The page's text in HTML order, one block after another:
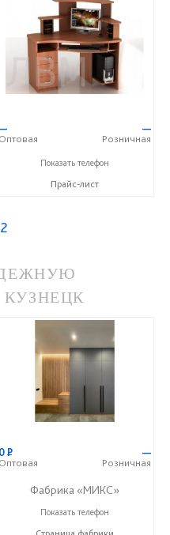
Оптовая
—
Розничная
+7 (900) 023-00-11
Показать телефон
Прайс-лист
2
0Р
Оптовая
—
Розничная
Фабрика «МИКС»
+7 (937) 423-36-37
Показать телефон